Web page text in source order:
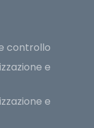
controllo
e
e